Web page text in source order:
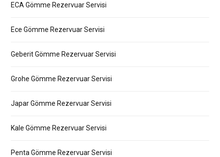
ECA Gömme Rezervuar Servisi
Ece Gömme Rezervuar Servisi
Geberit Gömme Rezervuar Servisi
Grohe Gömme Rezervuar Servisi
Japar Gömme Rezervuar Servisi
Kale Gömme Rezervuar Servisi
Penta Gömme Rezervuar Servisi